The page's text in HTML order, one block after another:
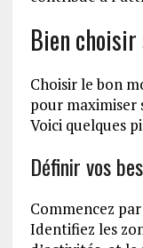
Bien
Choisir le bon
pour maximiser
Voici quelques
Définir vos
Commencez
Identifiez les